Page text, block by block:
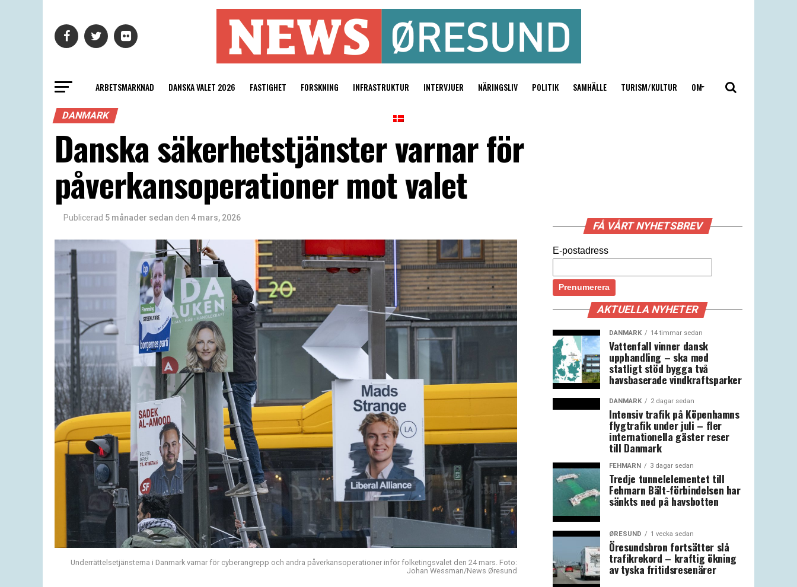
ARBETSMARKNAD DANSKA VALET 2026 FASTIGHET FORSKNING INFRASTRUKTUR INTERVJUER NÄRINGSLIV POLITIK SAMHÄLLE TURISM/KULTUR OM
DANMARK
Danska säkerhetstjänster varnar för
påverkansoperationer mot valet
Publicerad 5 månader sedan den 4 mars, 2026
Underrättelsetjänsterna i Danmark varnar för cyberangrepp och andra påverkansoperationer inför folketingsvalet den 24 mars. Foto:
Johan Wessman/News Øresund
FÅ VÅRT NYHETSBREV
E-postadress
AKTUELLA NYHETER
DANMARK 14 timmar sedan
Vattenfall vinner dansk
upphandling – ska med
statligt stöd bygga två
havsbaserade vindkraftsparker
DANMARK 2 dagar sedan
Intensiv trafik på Köpenhamns
flygtrafik under juli – fler
internationella gäster reser
till Danmark
FEHMARN 3 dagar sedan
Tredje tunnelelementet till
Fehmarn Bält-förbindelsen har
sänkts ned på havsbotten
ØRESUND 1 vecka sedan
Öresundsbron fortsätter slå
trafikrekord – kraftig ökning
av tyska fritidsresenärer